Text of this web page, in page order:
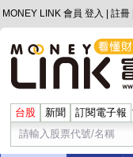
MONEY LINK 會員 登入 註冊
台股 新聞 訂閱電子報